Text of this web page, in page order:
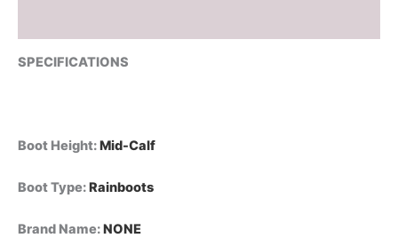
مادة
PVC،
أحذية
التعديل
نسائية
منقطة،
SPECIFICATIONS
Boot Height:Mid-Calf
Boot Type:Rainboots
Brand Name:NONE